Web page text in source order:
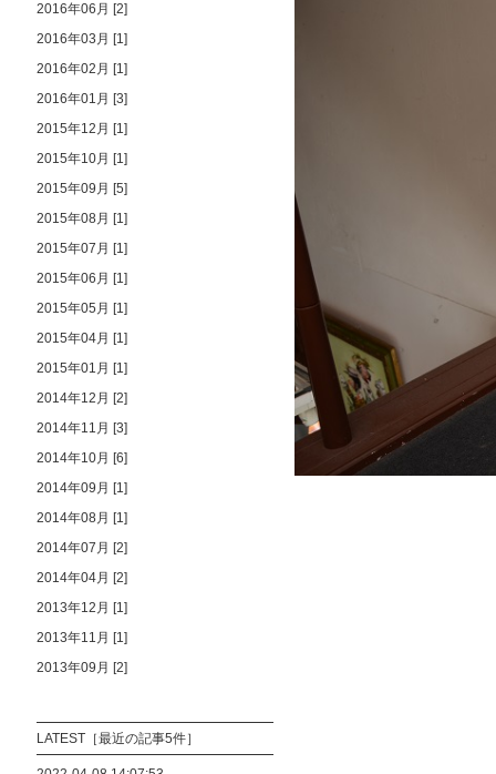
2016年06月 [2]
2016年03月 [1]
2016年02月 [1]
2016年01月 [3]
2015年12月 [1]
2015年10月 [1]
2015年09月 [5]
2015年08月 [1]
2015年07月 [1]
2015年06月 [1]
2015年05月 [1]
2015年04月 [1]
2015年01月 [1]
2014年12月 [2]
2014年11月 [3]
2014年10月 [6]
2014年09月 [1]
2014年08月 [1]
2014年07月 [2]
2014年04月 [2]
2013年12月 [1]
2013年11月 [1]
2013年09月 [2]
LATEST［最近の記事5件］